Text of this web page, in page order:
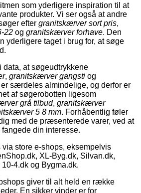
som yderligere inspiration til at
produkter. Vi ser også at andre
efter granitskærver sort pris,
22 og granitskærver forhave. Den
yderligere taget i brug for, at søge
data, at søgeudtrykkene
, granitskærver gangsti og
er særdeles almindelige, og derfor er
af søgerobotten ligesom
grå tilbud, granitskærver
5 8 mm. Forhåbentlig føler
med de præsenterede varer, ved at
din interesse.
store e-shops, eksempelvis
XL-Byg.dk, Silvan.dk,
4.dk og Bygma.dk.
giver til alt held en række
En sikker vinder er for